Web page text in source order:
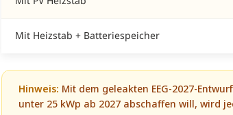
Mit Heizstab + Batteriespeicher
Hinweis: Mit dem geleakten EEG-2027-
unter 25 kWp ab 2027 abschaffen will, wird